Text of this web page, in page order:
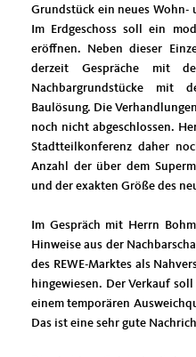
Grundstück ein neues Wohn-
Im Erdgeschoss soll ein
eröffnen. Neben dieser
derzeit Gespräche mit
Nachbargrundstücke mit
Baulösung. Die
noch nicht abgeschlossen.
Stadtteilkonferenz daher
Anzahl der über dem
und der exakten Größe des
Im Gespräch mit Herrn
Hinweise aus der
des REWE-Marktes als
hingewiesen. Der Verkauf
einem temporären
Das ist eine sehr gute